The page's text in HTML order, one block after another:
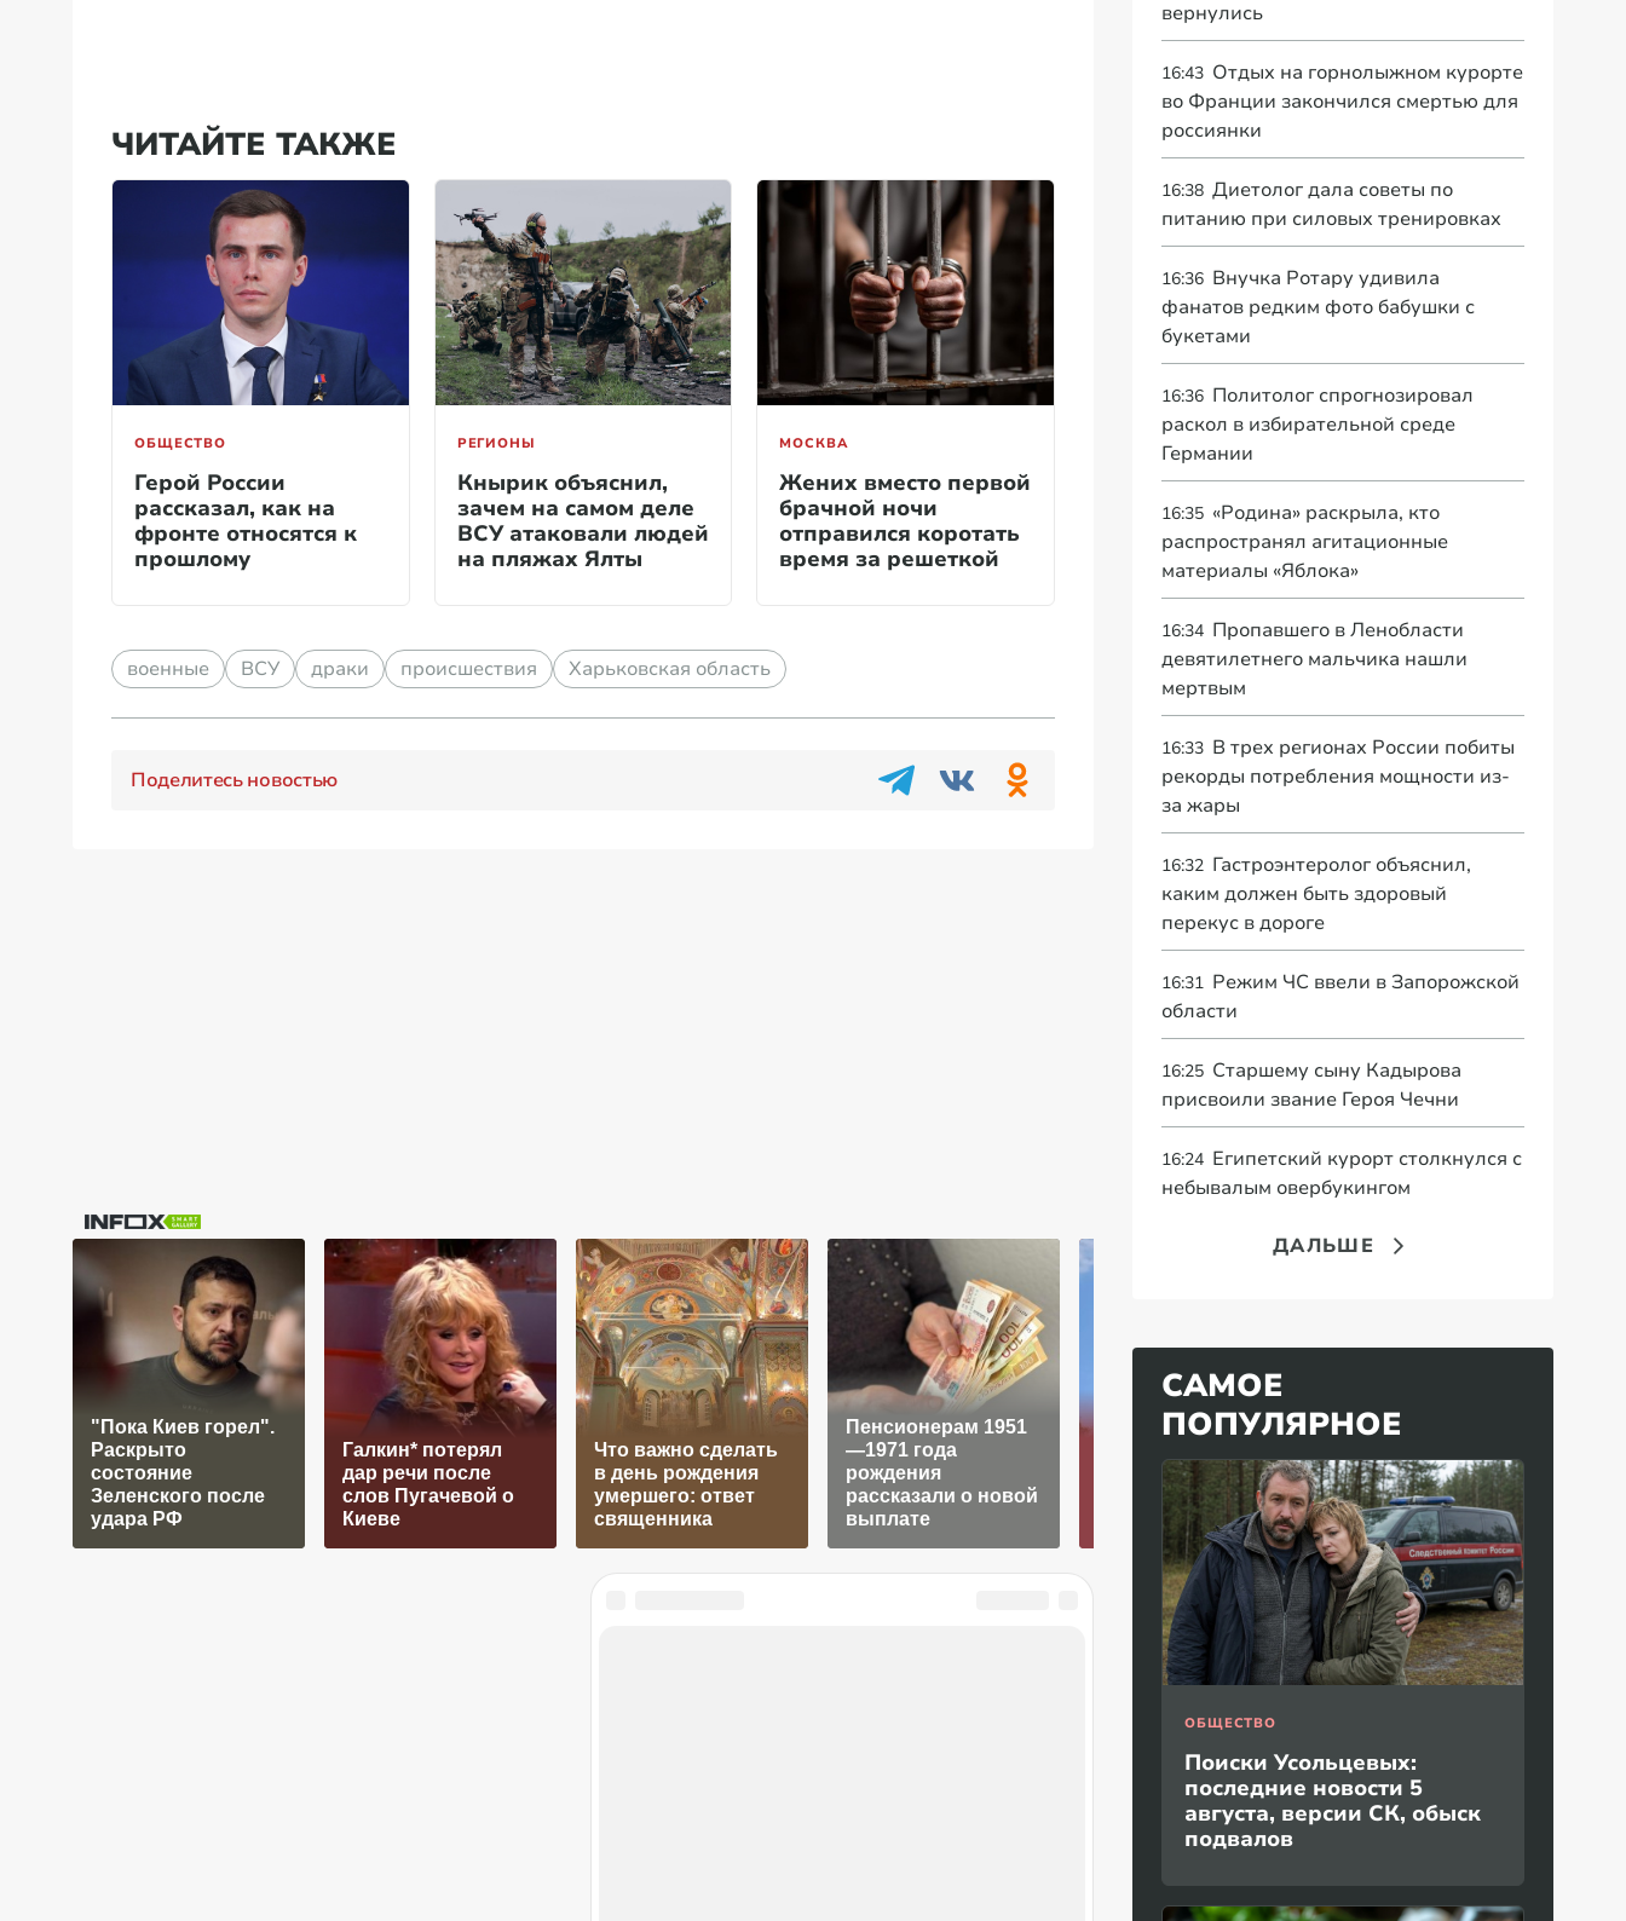
ЧИТАЙТЕ ТАКЖЕ
ОБЩЕСТВО
Герой России
рассказал, как на
фронте относятся к
прошлому
РЕГИОНЫ
Кнырик объяснил,
зачем на самом деле
ВСУ атаковали людей
на пляжах Ялты
МОСКВА
Жених вместо первой
брачной ночи
отправился коротать
время за решеткой
военные ВСУ драки происшествия Харьковская область
Поделитесь новостью
"Пока Киев горел".
Раскрыто
состояние
Зеленского после
удара РФ
Галкин* потерял
дар речи после
слов Пугачевой о
Киеве
Что важно сделать
в день рождения
умершего: ответ
священника
Пенсионерам 1951
—1971 года
рождения
рассказали о новой
выплате
США сделали
тревожное
заявление о России
«Это конец всего»:
прокомментировал
а фестиваль в
Юрмале
вернулись
16:43 Отдых на горнолыжном курорте
во Франции закончился смертью для
россиянки
16:38 Диетолог дала советы по
питанию при силовых тренировках
16:36 Внучка Ротару удивила
фанатов редким фото бабушки с
букетами
16:36 Политолог спрогнозировал
раскол в избирательной среде
Германии
16:35 «Родина» раскрыла, кто
распространял агитационные
материалы «Яблока»
16:34 Пропавшего в Ленобласти
девятилетнего мальчика нашли
мертвым
16:33 В трех регионах России побиты
рекорды потребления мощности из-
за жары
16:32 Гастроэнтеролог объяснил,
каким должен быть здоровый
перекус в дороге
16:31 Режим ЧС ввели в Запорожской
области
16:25 Старшему сыну Кадырова
присвоили звание Героя Чечни
16:24 Египетский курорт столкнулся с
небывалым овербукингом
ДАЛЬШЕ
САМОЕ
ПОПУЛЯРНОЕ
ОБЩЕСТВО
Поиски Усольцевых:
последние новости 5
августа, версии СК, обыск
подвалов